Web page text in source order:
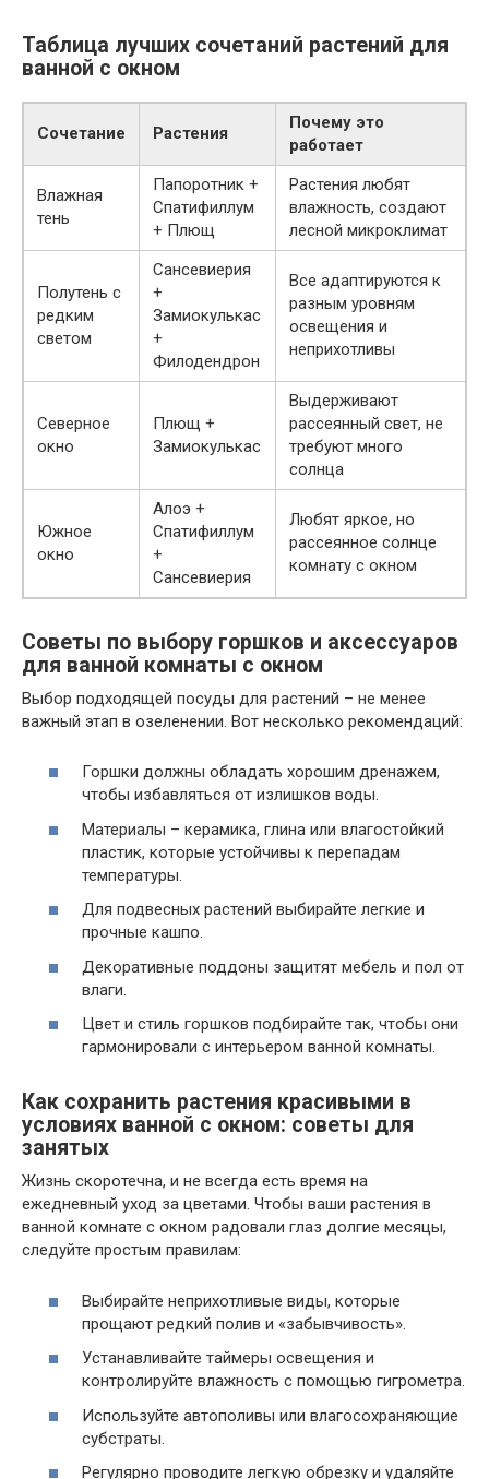
Таблица лучших сочетаний растений для
ванной с окном
Сочетание Растения
Почему это
работает
Влажная
тень
Папоротник +
Спатифиллум
+ Плющ
Растения любят
влажность, создают
лесной микроклимат
Полутень с
редким
светом
Сансевиерия
+
Замиокулькас
+
Филодендрон
Все адаптируются к
разным уровням
освещения и
неприхотливы
Северное
окно
Плющ +
Замиокулькас
Выдерживают
рассеянный свет, не
требуют много
солнца
Южное
окно
Алоэ +
Спатифиллум
+
Сансевиерия
Любят яркое, но
рассеянное солнце
комнату с окном
Советы по выбору горшков и аксессуаров
для ванной комнаты с окном
Выбор подходящей посуды для растений – не менее
важный этап в озеленении. Вот несколько рекомендаций:
Горшки должны обладать хорошим дренажем,
чтобы избавляться от излишков воды.
Материалы – керамика, глина или влагостойкий
пластик, которые устойчивы к перепадам
температуры.
Для подвесных растений выбирайте легкие и
прочные кашпо.
Декоративные поддоны защитят мебель и пол от
влаги.
Цвет и стиль горшков подбирайте так, чтобы они
гармонировали с интерьером ванной комнаты.
Как сохранить растения красивыми в
условиях ванной с окном: советы для
занятых
Жизнь скоротечна, и не всегда есть время на
ежедневный уход за цветами. Чтобы ваши растения в
ванной комнате с окном радовали глаз долгие месяцы,
следуйте простым правилам:
Выбирайте неприхотливые виды, которые
прощают редкий полив и «забывчивость».
Устанавливайте таймеры освещения и
контролируйте влажность с помощью гигрометра.
Используйте автополивы или влагосохраняющие
субстраты.
Регулярно проводите легкую обрезку и удаляйте